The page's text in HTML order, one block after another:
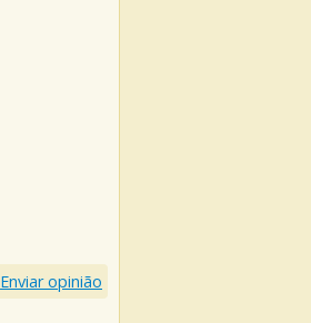
Enviar opinião